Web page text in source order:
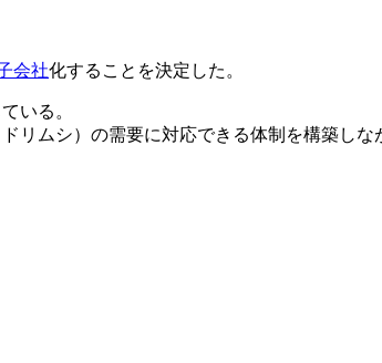
会社化することを決定した。
いる。
リムシ）の需要に対応できる体制を構築し